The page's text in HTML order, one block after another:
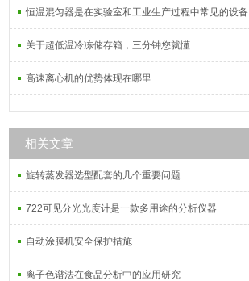
恒温混匀器是在实验室和工业生产过程中常见的设备
关于超低温冷冻储存箱，三分钟您就懂
高速离心机的优势体现在哪里
相关文章
旋转蒸发器选型配套的几个重要问题
722可见分光光度计是一款多用途的分析仪器
自动涂膜机安全保护措施
离子色谱法在食品分析中的应用研究